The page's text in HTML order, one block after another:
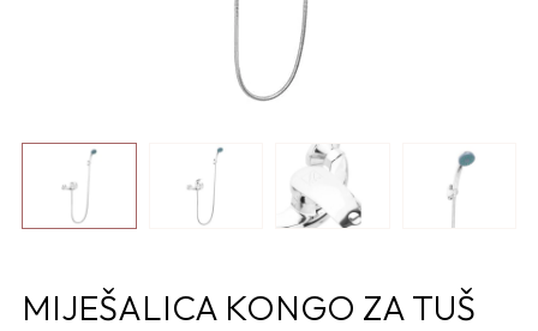
MIJEŠALICA KONGO ZA TUŠ